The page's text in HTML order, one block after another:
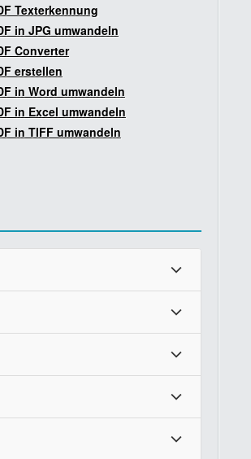
Texterkennung
in JPG umwandeln
Converter
erstellen
in Word umwandeln
in Excel umwandeln
in TIFF umwandeln